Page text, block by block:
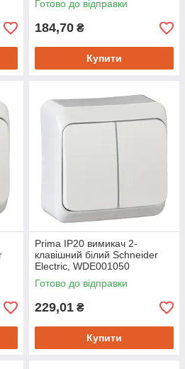
Готово до відправки
184,70 ₴
Купити
Prima IP20 вимикач 2-
клавішний білий Schneider
Electric, WDE001050
Готово до відправки
229,01 ₴
Купити